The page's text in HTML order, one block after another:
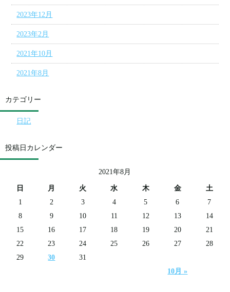
2023年12月
2023年2月
2021年10月
2021年8月
カテゴリー
日記
投稿日カレンダー
2021年8月
日 月 火 水 木 金 土
10月 »
1 2 3 4 5 6
7
8
9 10 11 12 13
14
15
16 17 18 19 20
21
22
23 24 25 26 27
28
29
30 31